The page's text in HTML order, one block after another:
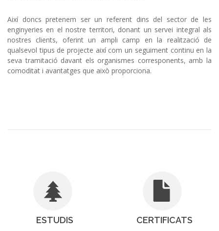
Així doncs pretenem ser un referent dins del sector de les
enginyeries en el nostre territori, donant un servei integral als
nostres clients, oferint un ampli camp en la realització de
qualsevol tipus de projecte així com un seguiment continu en la
seva tramitació davant els organismes corresponents, amb la
comoditat i avantatges que això proporciona.
ESTUDIS CERTIFICATS